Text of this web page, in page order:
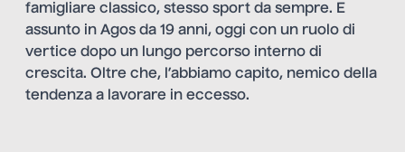
famigliare classico, stesso sport da sempre. E
assunto in Agos da 19 anni, oggi con un ruolo di
vertice dopo un lungo percorso interno di
crescita. Oltre che, l’abbiamo capito, nemico della
tendenza a lavorare in eccesso.